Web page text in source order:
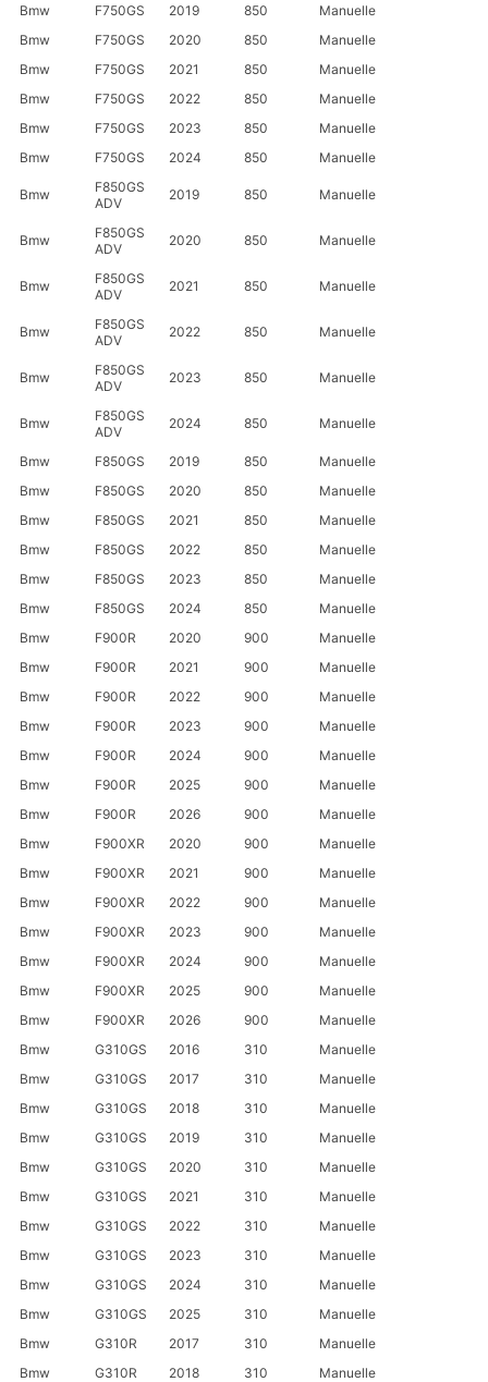
Bmw
F750GS 2019 850
Manuelle
Bmw
F750GS 2020 850
Manuelle
Bmw
F750GS 2021 850
Manuelle
Bmw
F750GS 2022 850
Manuelle
Bmw
F750GS 2023 850
Manuelle
Bmw
F750GS 2024 850 Manuelle
Bmw
F850GS
ADV
2019 850 Manuelle
Bmw
F850GS
ADV
2020 850 Manuelle
Bmw
F850GS
ADV
2021 850 Manuelle
Bmw
F850GS
ADV
2022 850 Manuelle
Bmw
F850GS
ADV
2023 850 Manuelle
Bmw
F850GS
ADV
2024 850 Manuelle
Bmw F850GS 2019 850
Manuelle
Bmw
F850GS 2020 850
Manuelle
Bmw
F850GS 2021 850
Manuelle
Bmw
F850GS 2022 850
Manuelle
Bmw
F850GS 2023 850
Manuelle
Bmw
F850GS 2024 850
Manuelle
Bmw
F900R 2020 900
Manuelle
Bmw
F900R 2021 900
Manuelle
Bmw
F900R 2022 900
Manuelle
Bmw
F900R 2023 900
Manuelle
Bmw
F900R 2024 900
Manuelle
Bmw
F900R 2025 900
Manuelle
Bmw
F900R 2026 900
Manuelle
Bmw
F900XR 2020 900
Manuelle
Bmw
F900XR 2021 900
Manuelle
Bmw
F900XR 2022 900
Manuelle
Bmw
F900XR 2023 900
Manuelle
Bmw
F900XR 2024 900
Manuelle
Bmw
F900XR 2025 900
Manuelle
Bmw
F900XR 2026 900
Manuelle
Bmw
G310GS 2016 310
Manuelle
Bmw
G310GS 2017 310
Manuelle
Bmw
G310GS 2018 310
Manuelle
Bmw
G310GS 2019 310
Manuelle
Bmw
G310GS 2020 310
Manuelle
Bmw
G310GS 2021 310
Manuelle
Bmw
G310GS 2022 310
Manuelle
Bmw
G310GS 2023 310
Manuelle
Bmw
G310GS 2024 310
Manuelle
Bmw
G310GS 2025 310
Manuelle
Bmw
G310R 2017 310
Manuelle
Bmw
G310R 2018 310 Manuelle